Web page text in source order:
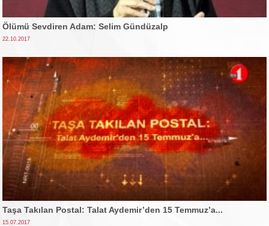
Ölümü Sevdiren Adam: Selim Gündüzalp
22.10.2017
Taşa Takılan Postal: Talat Aydemir’den 15 Temmuz’a...
15.07.2017